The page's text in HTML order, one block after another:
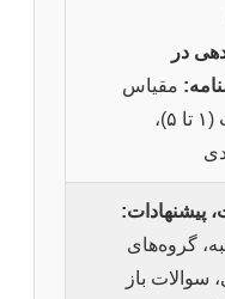
در
مقیاس
لیکرت (۱ تا ۵)،
پیشنهادات:
گروه‌های
سوالات باز